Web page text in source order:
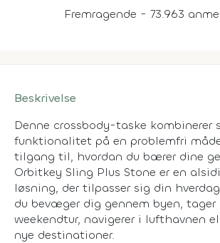
Fremragende - 73.963
Beskrivelse
Denne crossbody-taske kombinerer
funktionalitet på en problemfri
tilgang til, hvordan du bærer dine
Orbitkey Sling Plus Stone er en
løsning, der tilpasser sig din
du bevæger dig gennem byen, tager
weekendtur, navigerer i lufthavnen
nye destinationer.